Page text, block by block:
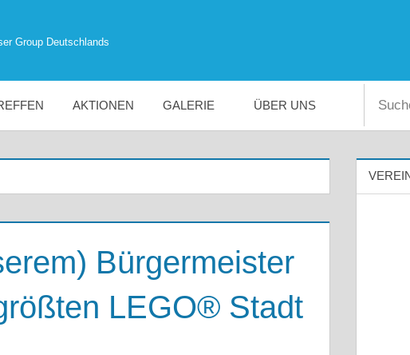
Group Deutschlands
AKTIONEN GALERIE ÜBER UNS
Bürgermeister
LEGO® Stadt